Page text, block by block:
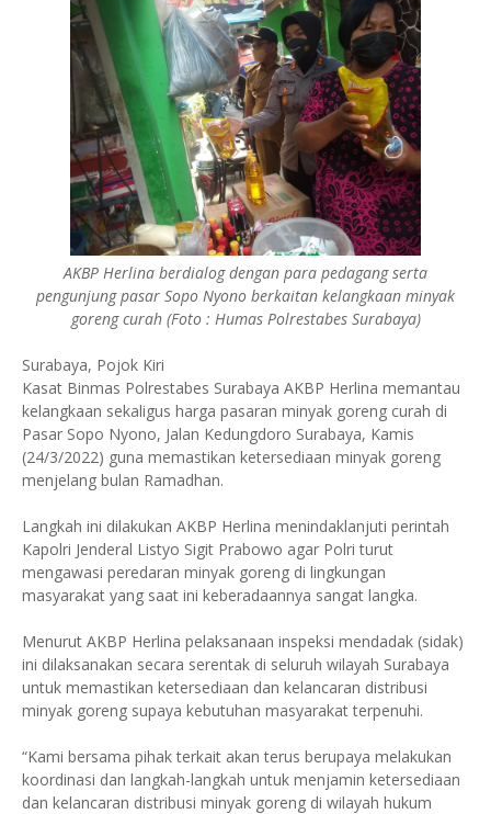
AKBP Herlina berdialog dengan para pedagang serta
pengunjung pasar Sopo Nyono berkaitan kelangkaan minyak
goreng curah (Foto : Humas Polrestabes Surabaya)
Surabaya, Pojok Kiri
Kasat Binmas Polrestabes Surabaya AKBP Herlina memantau
kelangkaan sekaligus harga pasaran minyak goreng curah di
Pasar Sopo Nyono, Jalan Kedungdoro Surabaya, Kamis
(24/3/2022) guna memastikan ketersediaan minyak goreng
menjelang bulan Ramadhan.
Langkah ini dilakukan AKBP Herlina menindaklanjuti perintah
Kapolri Jenderal Listyo Sigit Prabowo agar Polri turut
mengawasi peredaran minyak goreng di lingkungan
masyarakat yang saat ini keberadaannya sangat langka.
Menurut AKBP Herlina pelaksanaan inspeksi mendadak (sidak)
ini dilaksanakan secara serentak di seluruh wilayah Surabaya
untuk memastikan ketersediaan dan kelancaran distribusi
minyak goreng supaya kebutuhan masyarakat terpenuhi.
“Kami bersama pihak terkait akan terus berupaya melakukan
koordinasi dan langkah-langkah untuk menjamin ketersediaan
dan kelancaran distribusi minyak goreng di wilayah hukum